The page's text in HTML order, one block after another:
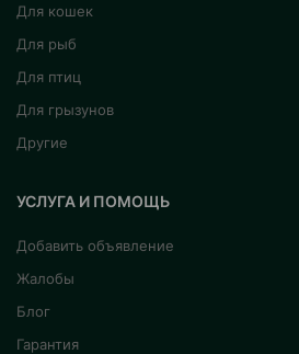
Для кошек
Для рыб
Для птиц
Для грызунов
Другие
УСЛУГА И ПОМОЩЬ
Добавить объявление
Жалобы
Блог
Гарантия